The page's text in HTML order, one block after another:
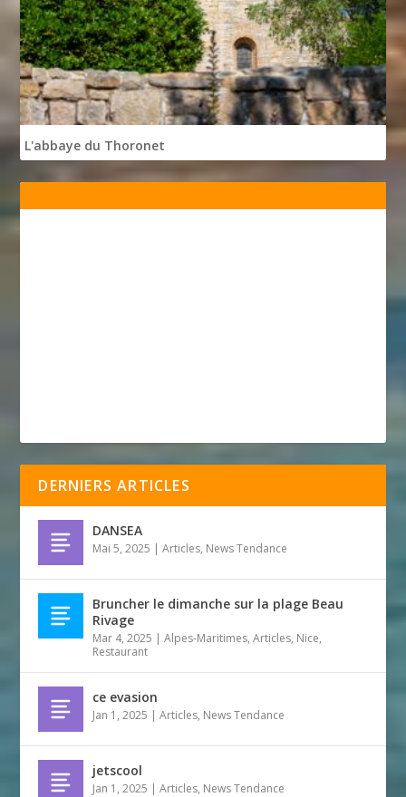
L'abbaye du Thoronet
DERNIERS ARTICLES
DANSEA
Mai 5, 2025 |Articles, News Tendance
Bruncher le dimanche sur la plage Beau
Rivage
Mar 4, 2025 |Alpes-Maritimes,Articles, Nice,
Restaurant
ce evasion
Jan 1, 2025 |Articles, News Tendance
jetscool
Jan 1, 2025 |Articles, News Tendance